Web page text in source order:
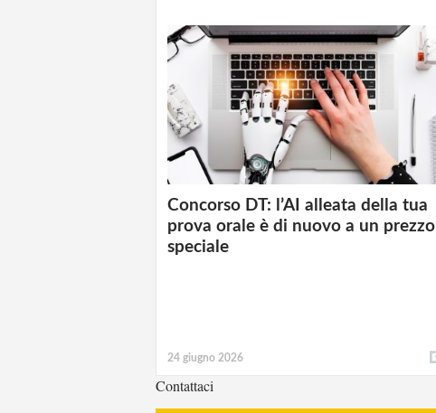
Concorso DT: l’AI alleata della tua
prova orale è di nuovo a un prezzo
speciale
24 giugno 2026
Contattaci